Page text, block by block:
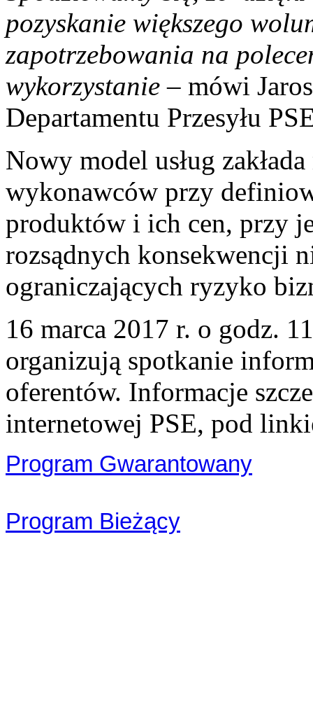
pozyskanie większego
zapotrzebowania na
wykorzystanie – mówi
Departamentu Przesyłu
Nowy model usług
wykonawców przy
produktów i ich cen, przy
rozsądnych konsekwencji
ograniczających ryzyko
16 marca 2017 r. o godz.
organizują spotkanie
oferentów. Informacje
internetowej PSE, pod
Program Gwarantowany
Program Bieżący